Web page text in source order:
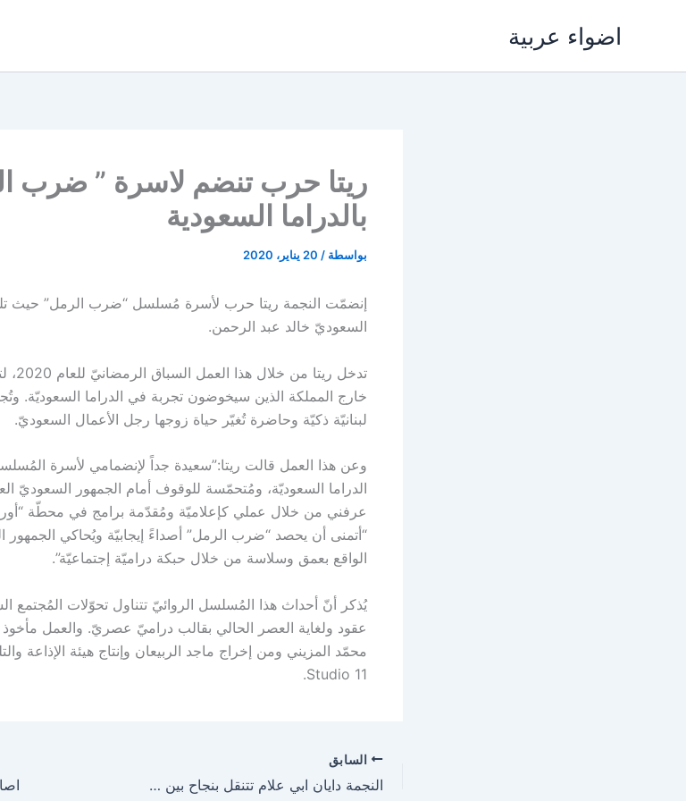
اضواء عربية
ريتا حرب تنضم لاسرة ” ضرب
بالدراما السعودية
بواسطة / 20 يناير، 2020
إنضمّت النجمة ريتا حرب لأسرة مُسلسل “ضرب الرمل” حيث
السعوديّ خالد عبد الرحمن.
تدخل
خارج المملكة الذين سيخوضون تجربة في الدراما السعوديّة.
لبنانيّة ذكيّة وحاضرة تُغيّر حياة زوجها رجل الأعمال السعوديّ.
وعن هذا العمل قالت ريتا:”سعيدة جداً لإنضمامي لأسرة
الدراما السعوديّة، ومُتحمّسة للوقوف أمام الجمهور السعوديّ
عرفني من خلال عملي كإعلاميّة ومُقدّمة برامج في محطّة
“أتمنى أن يحصد “ضرب الرمل” أصداءً إيجابيّة ويُحاكي الجمهور
الواقع بعمق وسلاسة من خلال حبكة دراميّة إجتماعيّة”.
يُذكر أنّ أحداث هذا المُسلسل الروائيّ تتناول تحوّلات المُجتمع
عقود ولغاية العصر الحالي بقالب دراميّ عصريّ. والعمل
Studio 11.
السابق
النجمة دايان ابي علام تتنقل بنجاح بين الدراما العربية